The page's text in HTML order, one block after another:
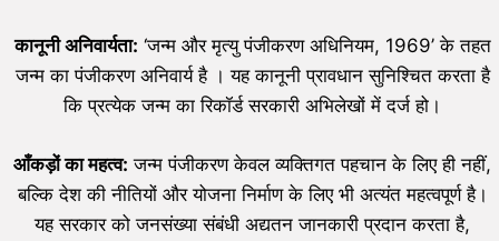
कानूनी अनिवार्यता: ‘जन्म और मृत्यु पंजीकरण अधिनियम, 1969’ के तहत
जन्म का पंजीकरण अनिवार्य है । यह कानूनी प्रावधान सुनिश्चित करता है
कि प्रत्येक जन्म का रिकॉर्ड सरकारी अभिलेखों में दर्ज हो।
आँकड़ों का महत्व: जन्म पंजीकरण केवल व्यक्तिगत पहचान के लिए ही नहीं,
बल्कि देश की नीतियों और योजना निर्माण के लिए भी अत्यंत महत्वपूर्ण है।
यह सरकार को जनसंख्या संबंधी अद्यतन जानकारी प्रदान करता है,